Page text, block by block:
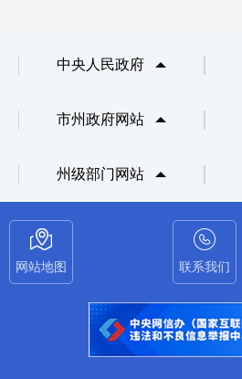
中央人民政府
市州政府网站
州级部门网站
网站地图 联系我们